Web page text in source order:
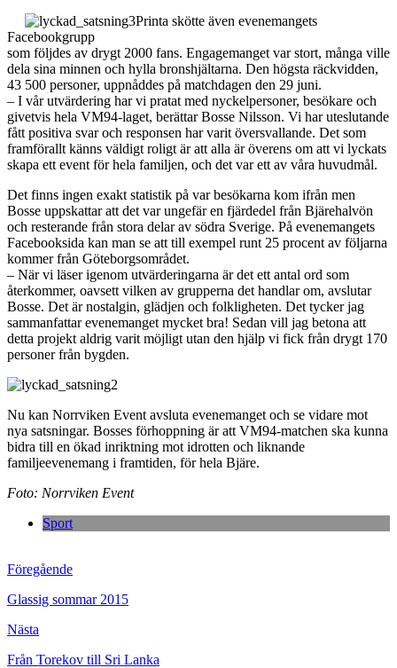
Printa skötte även evenemangets
Facebookgrupp
som följdes av drygt 2000 fans. Engagemanget var stort, många ville
dela sina minnen och hylla bronshjältarna. Den högsta räckvidden,
43 500 personer, uppnåddes på matchdagen den 29 juni.
– I vår utvärdering har vi pratat med nyckelpersoner, besökare och
givetvis hela VM94-laget, berättar Bosse Nilsson. Vi har uteslutande
fått positiva svar och responsen har varit översvallande. Det som
framförallt känns väldigt roligt är att alla är överens om att vi lyckats
skapa ett event för hela familjen, och det var ett av våra huvudmål.
Det finns ingen exakt statistik på var besökarna kom ifrån men
Bosse uppskattar att det var ungefär en fjärdedel från Bjärehalvön
och resterande från stora delar av södra Sverige. På evenemangets
Facebooksida kan man se att till exempel runt 25 procent av följarna
kommer från Göteborgsområdet.
– När vi läser igenom utvärderingarna är det ett antal ord som
återkommer, oavsett vilken av grupperna det handlar om, avslutar
Bosse. Det är nostalgin, glädjen och folkligheten. Det tycker jag
sammanfattar evenemanget mycket bra! Sedan vill jag betona att
detta projekt aldrig varit möjligt utan den hjälp vi fick från drygt 170
personer från bygden.
Nu kan Norrviken Event avsluta evenemanget och se vidare mot
nya satsningar. Bosses förhoppning är att VM94-matchen ska kunna
bidra till en ökad inriktning mot idrotten och liknande
familjeevenemang i framtiden, för hela Bjäre.
Foto: Norrviken Event
Sport
Föregående
Glassig sommar 2015
Nästa
Från Torekov till Sri Lanka